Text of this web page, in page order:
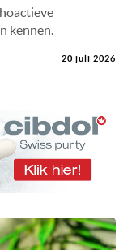
kennen.
20 juli 2026